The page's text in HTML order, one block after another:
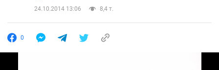
24.10.2014 13:06
8,4 т.
0